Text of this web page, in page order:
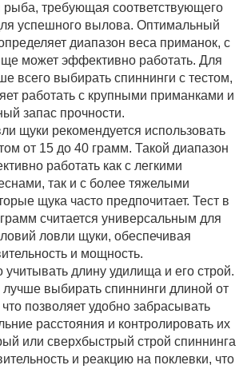
требующая соответствующего
успешного вылова. Оптимальный
диапазон веса приманок, с
может эффективно работать. Для
всего выбирать спиннинги с тестом,
работать с крупными приманками и
запас прочности.
щуки рекомендуется использовать
от 15 до 40 грамм. Такой диапазон
работать как с легкими
так и с более тяжелыми
щука часто предпочитает. Тест в
считается универсальным для
ловли щуки, обеспечивая
и мощность.
длину удилища и его строй.
выбирать спиннинги длиной от
позволяет удобно забрасывать
расстояния и контролировать их
или сверхбыстрый строй спиннинга
и реакцию на поклевки, что